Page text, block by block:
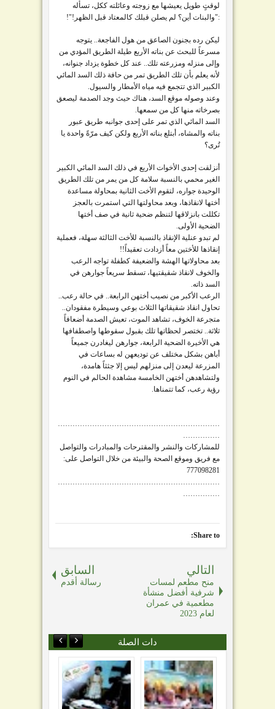
لوقتٍ طويل يعيشها مع زوجته وعائلته ككل، تسأله
:"والبنات أين؟ لم يصلن قبلك كالمعتاد قبل الظهر!"!
ليكن رده بجنون الصاعق من هول الفاجعة.. يتوجه
مسرعاً للبحث عن بناته الأربع طيلة الطريق المؤدي من
وإلى منزله ومزرعته تلك.. عند كل خطوة يزداد جنوانه،
لأنه يعلم بأن تلك الطريق تمر من حافة ذلك السد المائي
الكبير الذي تتجمع فيه مياه الأمطار والسيول.
وعند وصوله موقع السد، هناك حيث وجد الصدمة ليصعق
بصرخاته منها كل من سمعها.
السد المائي الذي تمر على إحدى جوانبه طريق عبور
بناته والمشاه، أبتلع بناته الأربع ولكن كيف مرّةً واحدة يا
تُرى؟
أنزلقت إحدى الأخوات الأربع في ذلك السد المائي الكبير
الغير محمي بالنسبة سلامة كل من يمر من تلك الطريق
الوحيدة جواره، لتقوم الأخت الثانية بمحاولة مساعدة
أختها لانقاذها، وبعد محاولتها التي استمرت بالعجز
تكللت بانزلاقها لتنظم ضحية ثانية في صف أختها
الضحية الأولى.
لم تبدو عنلية الإنقاذ بالنسبة للأخت الثالثة سهلة، فعملية
إنقاذها للأختين معاً أزدادت تعقيداً!!
بعد محاولاتها الهشة والضعيفة كطفلة تواجه الرعب
والخوف لانقاذ شقيقتيها، تسقط سريعاً جوارهن في
السد ذاته.
الرعب الأكبر من نصيب أختهن الرابعة.. في حالة رعب..
تحاول انقاذ شقيقاتها الثلاث بوعي وسيطرة مفقودان..
متجرعة الخوف، تشاهد الموت، تعيش الصدمة أضعافاً
ثلاثة.. تختصر لحظاتها تلك بقبول سقوطها واصطفافها
هي الأخيرة الضحية الرابعة، جوارهن ليغادرن جميعاً
أباهن بشكل مختلف عن توديعهن له بساعات في
المزرعة ليعدن إلى منزلهم ليس إلا جثثاً هامدة،
ولتشاهدهن أختهن الخامسة مشاهدة الحالم في النوم
رؤية رعب، كما تتمناها.
للمشاركات والنشر والمقترحات والمبادرات والتواصل
مع فريق وموقع الصحة والبيئة من خلال التواصل على:
777098281
Share to:
التالي
منح مطعم لمسات
شرفية أفضل منشأة
مطعمية في عمران
لعام 2023
السابق
رسالة أقدم
دات الصلة